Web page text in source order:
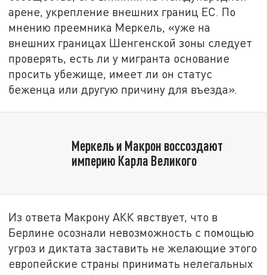
арене, укрепление внешних границ ЕС. По
мнению преемника Меркель, «уже на
внешних границах Шенгенской зоны следует
проверять, есть ли у мигранта основание
просить убежище, имеет ли он статус
беженца или другую причину для въезда».
Меркель и Макрон воссоздают
империю Карла Великого
Из ответа Макрону АКК явствует, что в
Берлине осознали невозможность с помощью
угроз и диктата заставить не желающие этого
европейские страны принимать нелегальных